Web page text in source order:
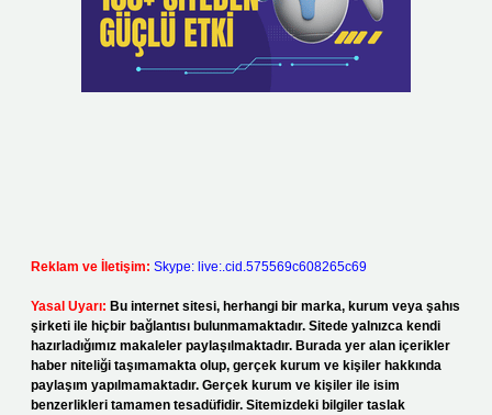
Reklam ve İletişim: Skype: live:.cid.575569c608265c69
Yasal Uyarı: Bu internet sitesi, herhangi bir marka, kurum veya şahıs
şirketi ile hiçbir bağlantısı bulunmamaktadır. Sitede yalnızca kendi
hazırladığımız makaleler paylaşılmaktadır. Burada yer alan içerikler
haber niteliği taşımamakta olup, gerçek kurum ve kişiler hakkında
paylaşım yapılmamaktadır. Gerçek kurum ve kişiler ile isim
benzerlikleri tamamen tesadüfidir. Sitemizdeki bilgiler taslak